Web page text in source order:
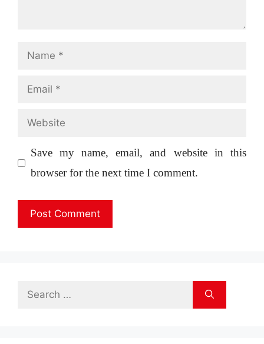
Name
Email
Website
Save my name, email, and website in this
browser for the next time I comment.
Search